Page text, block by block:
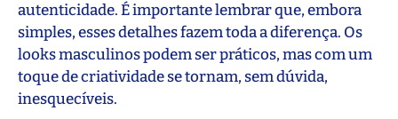
autenticidade. É importante lembrar que, embora
simples, esses detalhes fazem toda a diferença. Os
looks masculinos podem ser práticos, mas com um
toque de criatividade se tornam, sem dúvida,
inesquecíveis.